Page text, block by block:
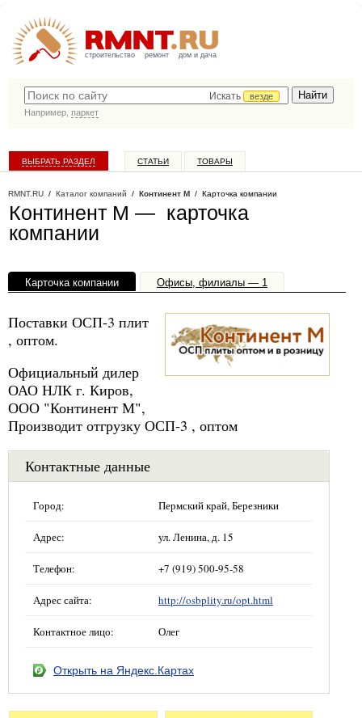
строительство ремонт дом и дача
Искать
везде
Например, паркет
ВЫБРАТЬ РАЗДЕЛ СТАТЬИ ТОВАРЫ
RMNT.RU / Каталог компаний / Континент М / Карточка компании
Континент М — карточка
компании
Карточка компании Офисы, филиалы — 1
Поставки ОСП-3 плит
, оптом.
Официальный дилер
ОАО НЛК г. Киров,
ООО "Континент М",
Производит отгрузку ОСП-3 , оптом
Контактные данные
Город: Пермский край, Березники
Адрес: ул. Ленина, д. 15
Телефон: +7 (919) 500-95-58
Адрес сайта: http://osbplity.ru/opt.html
Контактное лицо: Олег
Открыть на Яндекс.Картах